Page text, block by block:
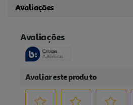
Avaliações